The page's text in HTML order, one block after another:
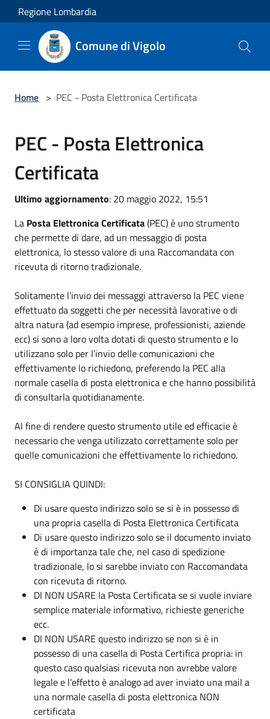
Salta al contenuto principale
Regione Lombardia
Comune di Vigolo
Home > PEC - Posta Elettronica Certificata
PEC - Posta Elettronica
Certificata
Ultimo aggiornamento: 20 maggio 2022, 15:51
La Posta Elettronica Certificata(PEC) è uno strumento
che permette di dare, ad un messaggio di posta
elettronica, lo stesso valore di una Raccomandata con
ricevuta di ritorno tradizionale.
Solitamente l’invio dei messaggi attraverso la PEC viene
effettuato da soggetti che per necessità lavorative o di
altra natura (ad esempio imprese, professionisti, aziende
ecc) si sono a loro volta dotati di questo strumento e lo
utilizzano solo per l’invio delle comunicazioni che
effettivamente lo richiedono, preferendo la PEC alla
normale casella di posta elettronica e che hanno possibilità
di consultarla quotidianamente.
Al fine di rendere questo strumento utile ed efficacie è
necessario che venga utilizzato correttamente solo per
quelle comunicazioni che effettivamente lo richiedono.
SI CONSIGLIA QUINDI:
Di usare questo indirizzo solo se si è in possesso di
una propria casella di Posta Elettronica Certificata
Di usare questo indirizzo solo se il documento inviato
è di importanza tale che, nel caso di spedizione
tradizionale, lo si sarebbe inviato con Raccomandata
con ricevuta di ritorno.
DI NON USARE la Posta Certificata se si vuole inviare
semplice materiale informativo, richieste generiche
ecc.
DI NON USARE questo indirizzo se non si è in
possesso di una casella di Posta Certifica propria: in
questo caso qualsiasi ricevuta non avrebbe valore
legale e l’effetto è analogo ad aver inviato una mail a
una normale casella di posta elettronica NON
certificata